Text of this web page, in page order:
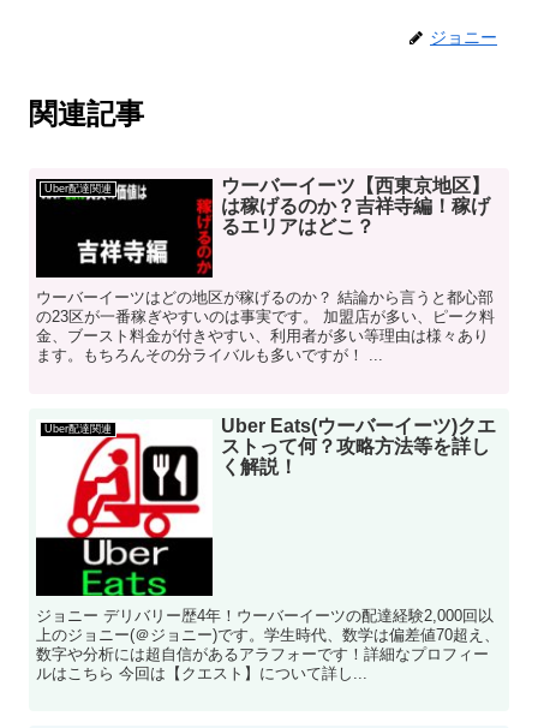
ジョニー
関連記事
Uber配達関連
ウーバーイーツ【西東京地区】
は稼げるのか？吉祥寺編！稼げ
るエリアはどこ？
ウーバーイーツはどの地区が稼げるのか？ 結論から言うと都心部
の23区が一番稼ぎやすいのは事実です。 加盟店が多い、ピーク料
金、ブースト料金が付きやすい、利用者が多い等理由は様々あり
ます。もちろんその分ライバルも多いですが！ ...
Uber配達関連
Uber Eats(ウーバーイーツ)クエ
ストって何？攻略方法等を詳し
く解説！
ジョニー デリバリー歴4年！ウーバーイーツの配達経験2,000回以
上のジョニー(＠ジョニー)です。学生時代、数学は偏差値70超え、
数字や分析には超自信があるアラフォーです！詳細なプロフィー
ルはこちら 今回は【クエスト】について詳し...